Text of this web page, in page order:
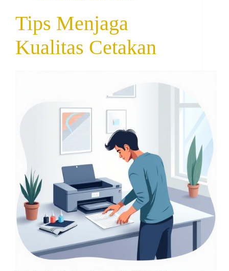
Tips Menjaga
Kualitas Cetakan